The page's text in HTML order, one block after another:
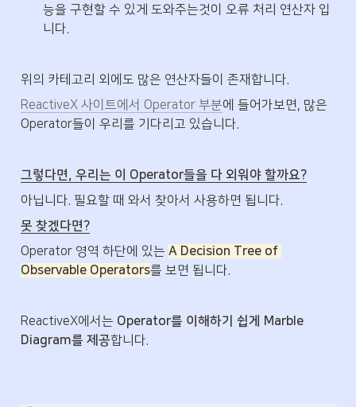
능을 구현할 수 있게 도와주는것이 오류 처리 연산자 입
니다.
위의 카테고리 외에도 많은 연산자들이 존재합니다.
ReactiveX 사이트에서 Operator 부분에 들어가보면, 많은
Operator들이 우리를 기다리고 있습니다.
그렇다면, 우리는 이 Operator들을 다 외워야 할까요?
아닙니다. 필요할 때 와서 찾아서 사용하면 됩니다.
못 찾겠다면?
Operator 영역 하단에 있는 A Decision Tree of
Observable Operators를 보면 됩니다.
ReactiveX에서는 Operator를 이해하기 쉽게 Marble
Diagram를 제공합니다.